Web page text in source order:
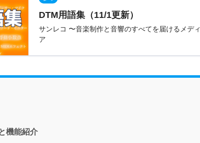
DTM用語集（11/1更新）
サンレコ 〜音楽制作と音響のすべてを届けるメディ
ア
機能紹介